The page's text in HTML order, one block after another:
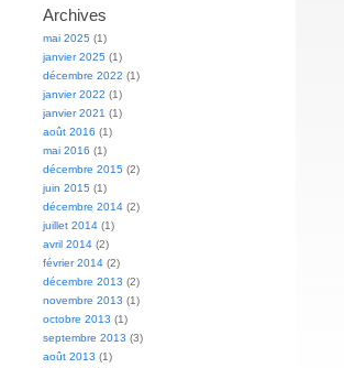
Archives
mai 2025 (1)
janvier 2025 (1)
décembre 2022 (1)
janvier 2022 (1)
janvier 2021 (1)
août 2016 (1)
mai 2016 (1)
décembre 2015 (2)
juin 2015 (1)
décembre 2014 (2)
juillet 2014 (1)
avril 2014 (2)
février 2014 (2)
décembre 2013 (2)
novembre 2013 (1)
octobre 2013 (1)
septembre 2013 (3)
août 2013 (1)